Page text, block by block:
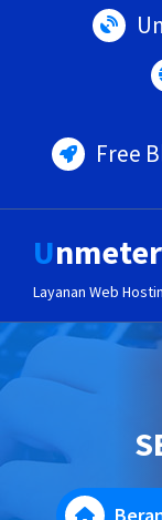
Free
Layanan Web